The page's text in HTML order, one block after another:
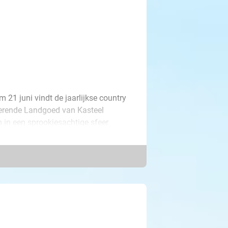
21 juni vindt de jaarlijkse country
Landgoed van Kasteel
een sprookjesachtige sfeer
bospaden. Gooi je hakken dus